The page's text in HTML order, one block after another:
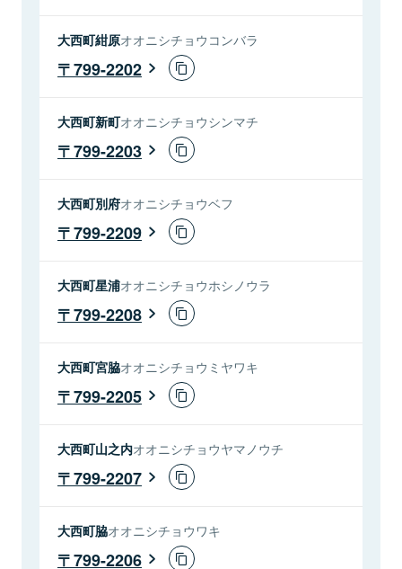
大西町紺原オオニシチョウコンバラ
799-2202
大西町新町オオニシチョウシンマチ
799-2203
大西町別府オオニシチョウベフ
799-2209
大西町星浦オオニシチョウホシノウラ
799-2208
大西町宮脇オオニシチョウミヤワキ
799-2205
大西町山之内オオニシチョウヤマノウチ
799-2207
大西町脇オオニシチョウワキ
799-2206